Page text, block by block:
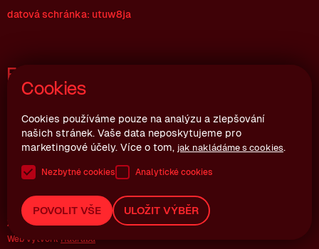
Cookies
Cookies používáme pouze na analýzu a zlepšování
našich stránek. Vaše data neposkytujeme pro
marketingové účely. Více o tom, jak nakládáme s cookies.
Nezbytné cookies Analytické cookies
POVOLIT VŠE ULOŽIT VÝBĚR
datová schránka: utuw8ja
Fakturační údaje
Joštova 10, 602 00 Brno
Česká republika
IČ: 06992064
Copyright ©2026Zvol si info z.s.
Zásady ochrany osobních údajůVšeobecné podmínky spolupráce
Web vytvořilHadraba